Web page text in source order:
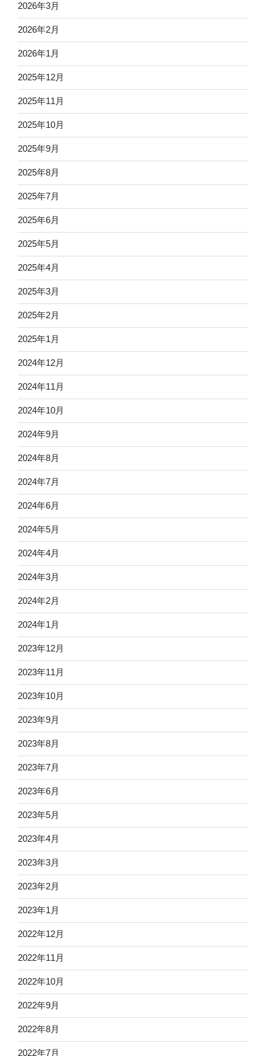
2026年3月
2026年2月
2026年1月
2025年12月
2025年11月
2025年10月
2025年9月
2025年8月
2025年7月
2025年6月
2025年5月
2025年4月
2025年3月
2025年2月
2025年1月
2024年12月
2024年11月
2024年10月
2024年9月
2024年8月
2024年7月
2024年6月
2024年5月
2024年4月
2024年3月
2024年2月
2024年1月
2023年12月
2023年11月
2023年10月
2023年9月
2023年8月
2023年7月
2023年6月
2023年5月
2023年4月
2023年3月
2023年2月
2023年1月
2022年12月
2022年11月
2022年10月
2022年9月
2022年8月
2022年7月